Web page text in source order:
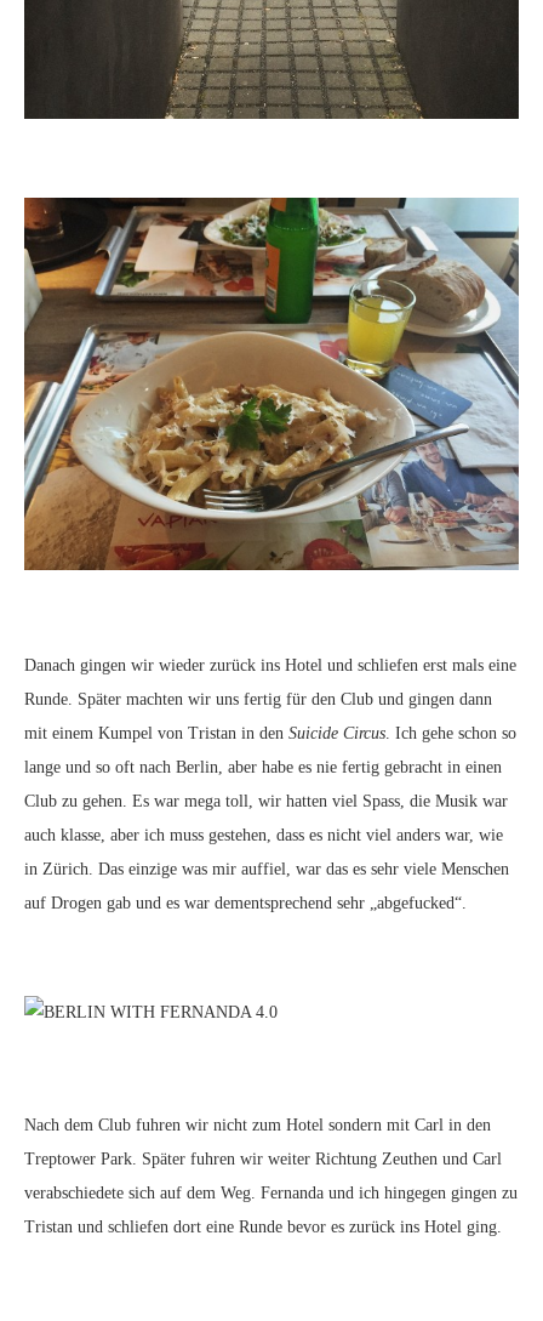
Danach gingen wir wieder zurück ins Hotel und schliefen erst mals eine
Runde. Später machten wir uns fertig für den Club und gingen dann
mit einem Kumpel von Tristan in den Suicide Circus . Ich gehe schon so
lange und so oft nach Berlin, aber habe es nie fertig gebracht in einen
Club zu gehen. Es war mega toll, wir hatten viel Spass, die Musik war
auch klasse, aber ich muss gestehen, dass es nicht viel anders war, wie
in Zürich. Das einzige was mir auffiel, war das es sehr viele Menschen
auf Drogen gab und es war dementsprechend sehr „abgefucked“.
Nach dem Club fuhren wir nicht zum Hotel sondern mit Carl in den
Treptower Park. Später fuhren wir weiter Richtung Zeuthen und Carl
verabschiedete sich auf dem Weg. Fernanda und ich hingegen gingen zu
Tristan und schliefen dort eine Runde bevor es zurück ins Hotel ging.